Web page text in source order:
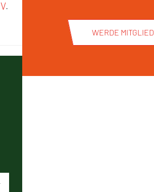
.
WERDE MITGLIED